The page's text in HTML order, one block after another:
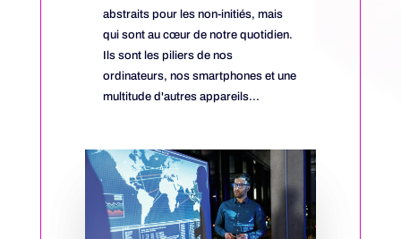
abstraits pour les non-initiés, mais
qui sont au cœur de notre quotidien.
Ils sont les piliers de nos
ordinateurs, nos smartphones et une
multitude d'autres appareils...